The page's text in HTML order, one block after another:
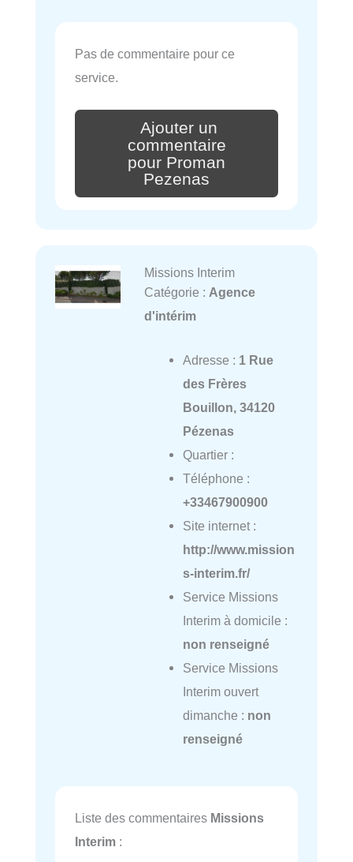
Pas de commentaire pour ce
service.
Ajouter un
commentaire
pour Proman
Pezenas
Missions Interim
Catégorie : Agence
d'intérim
Adresse : 1 Rue
des Frères
Bouillon, 34120
Pézenas
Quartier :
Téléphone :
+33467900900
Site internet :
http://www.mission
s-interim.fr/
Service Missions
Interim à domicile :
non renseigné
Service Missions
Interim ouvert
dimanche : non
renseigné
Liste des commentaires Missions
Interim :